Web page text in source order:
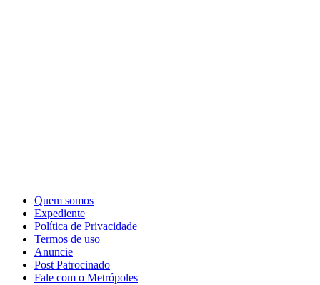
Quem somos
Expediente
Política de Privacidade
Termos de uso
Anuncie
Post Patrocinado
Fale com o Metrópoles